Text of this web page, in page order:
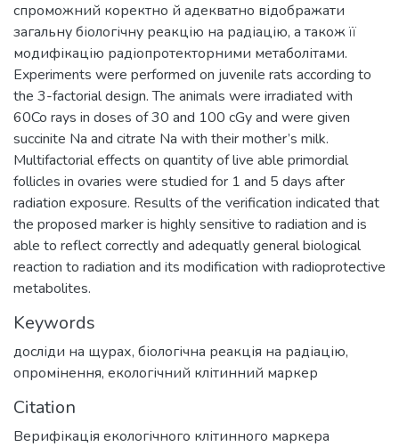
спроможний коректно й адекватно відображати
загальну біологічну реакцію на радіацію, а також її
модифікацію радіопротекторними метаболітами.
Experiments were performed on juvenile rats according to
the 3-factorial design. The animals were irradiated with
60Co rays in doses of 30 and 100 cGy and were given
succinite Na and citrate Na with their mother’s milk.
Multifactorial effects on quantity of live able primordial
follicles in ovaries were studied for 1 and 5 days after
radiation exposure. Results of the verification indicated that
the proposed marker is highly sensitive to radiation and is
able to reflect correctly and adequatly general biological
reaction to radiation and its modification with radioprotective
metabolites.
Keywords
досліди на щурах, біологічна реакція на радіацію,
опромінення, екологічний клітинний маркер
Citation
Верифікація екологічного клітинного маркера